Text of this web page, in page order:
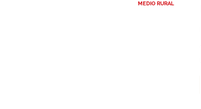
MEDIO RURAL